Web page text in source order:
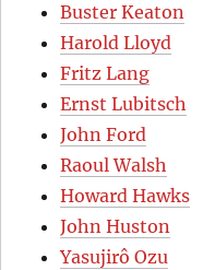
Buster Keaton
Harold Lloyd
Fritz Lang
Ernst Lubitsch
John Ford
Raoul Walsh
Howard Hawks
John Huston
Yasujirô Ozu